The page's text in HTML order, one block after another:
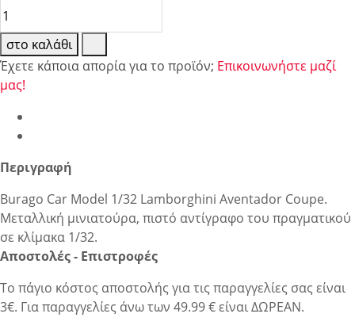
στο καλάθι
Έχετε κάποια απορία για το προϊόν; Επικοινωνήστε μαζί
μας!
Περιγραφή
Burago Car Model 1/32 Lamborghini Aventador Coupe.
Μεταλλική μινιατούρα, πιστό αντίγραφο του πραγματικού
σε κλίμακα 1/32.
Αποστολές - Επιστροφές
Το πάγιο κόστος αποστολής για τις παραγγελίες σας είναι
3€. Για παραγγελίες άνω των 49.99 € είναι ΔΩΡΕΑΝ.